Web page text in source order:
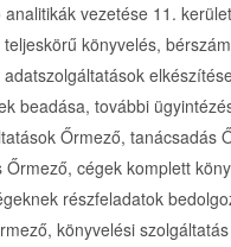
analitikák vezetése 11.
könyvelés,
beadása, további
Őrmező, tanácsadás
Őrmező, cégek komplett
részfeladatok
könyvelési